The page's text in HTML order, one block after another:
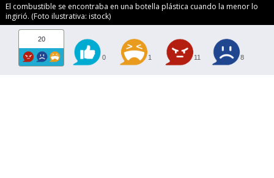
El combustible se encontraba en una botella plástica cuando la menor lo
ingirió. (Foto ilustrativa: istock)
20
0 1 11 8